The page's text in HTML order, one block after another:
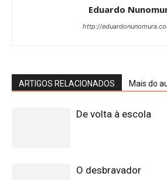
Eduardo
http://
ARTIGOS RELACIONADOS Mais do
De volta à escola
O desbravador